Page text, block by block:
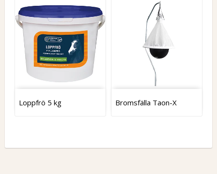
Loppfrö 5 kg Bromsfälla Taon-X